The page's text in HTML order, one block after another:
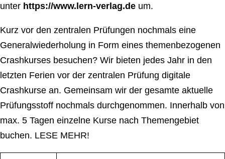
unter https://www.lern-verlag.de um.
Kurz vor den zentralen Prüfungen nochmals eine
Generalwiederholung in Form eines themenbezogenen
Crashkurses besuchen? Wir bieten jedes Jahr in den
letzten Ferien vor der zentralen Prüfung digitale
Crashkurse an. Gemeinsam wir der gesamte aktuelle
Prüfungsstoff nochmals durchgenommen. Innerhalb von
max. 5 Tagen einzelne Kurse nach Themengebiet
buchen. LESE MEHR!